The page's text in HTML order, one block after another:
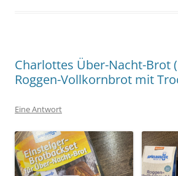
Charlottes Über-Nacht-Brot
Roggen-Vollkornbrot mit
Eine Antwort